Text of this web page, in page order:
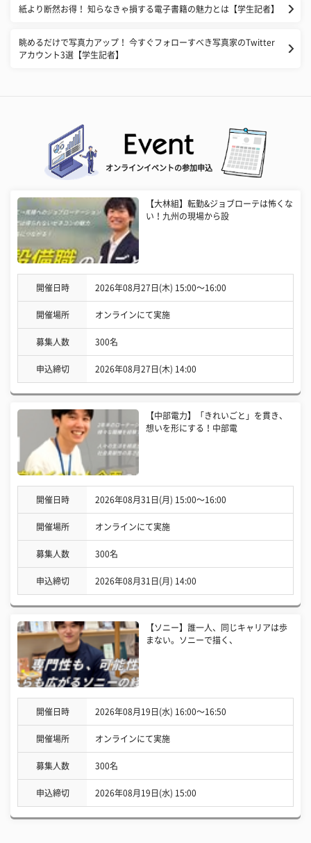
紙より断然お得！ 知らなきゃ損する電子書籍の魅力とは【学生記者】
眺めるだけで写真力アップ！ 今すぐフォローすべき写真家のTwitter
アカウント3選【学生記者】
オンラインイベントの参加申込
【大林組】転勤&ジョブローテは怖くな
い！九州の現場から設
開催日時 2026年08月27日(木) 15:00〜16:00
開催場所 オンラインにて実施
募集人数 300名
申込締切 2026年08月27日(木) 14:00
【中部電力】「きれいごと」を貫き、
想いを形にする！中部電
開催日時 2026年08月31日(月) 15:00〜16:00
開催場所 オンラインにて実施
募集人数 300名
申込締切 2026年08月31日(月) 14:00
【ソニー】誰一人、同じキャリアは歩
まない。ソニーで描く、
開催日時 2026年08月19日(水) 16:00〜16:50
開催場所 オンラインにて実施
募集人数 300名
申込締切 2026年08月19日(水) 15:00